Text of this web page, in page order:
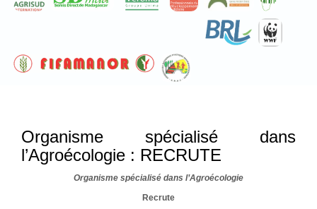
Organisme spécialisé dans
l’Agroécologie : RECRUTE
Organisme spécialisé dans l’Agroécologie
Recrute